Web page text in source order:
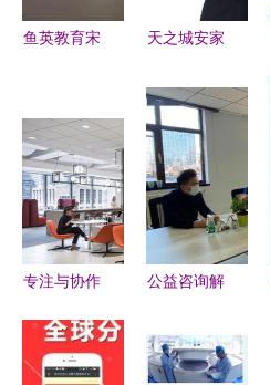
鱼英教育宋
引成长之路
天之城安家
务 您的安
心置业向导
专注与协作
务咨询服务
公司纽约总
公益咨询解
服务映初心